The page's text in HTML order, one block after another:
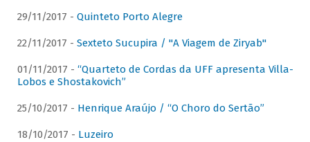
29/11/2017 - Quinteto Porto Alegre
22/11/2017 - Sexteto Sucupira / "A Viagem de Ziryab"
01/11/2017 - “Quarteto de Cordas da UFF apresenta Villa-
Lobos e Shostakovich”
25/10/2017 - Henrique Araújo / “O Choro do Sertão”
18/10/2017 - Luzeiro